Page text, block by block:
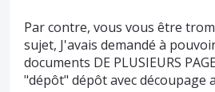
Par contre, vous vous être
sujet, J'avais demandé à
documents DE PLUSIEURS
"dépôt" dépôt avec découpage